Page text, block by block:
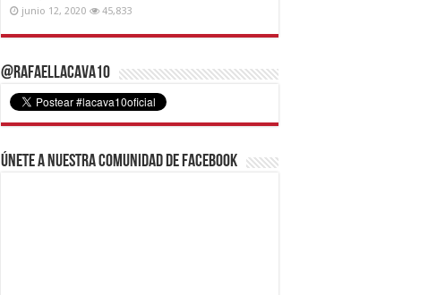
junio 12, 2020 45,833
@RafaelLacava10
Únete a nuestra comunidad de Facebook